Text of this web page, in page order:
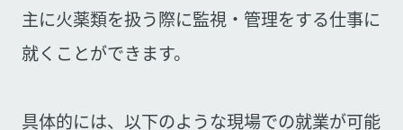
主に火薬類を扱う際に監視・管理をする仕事に
就くことができます。
具体的には、以下のような現場での就業が可能